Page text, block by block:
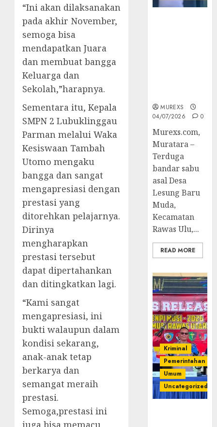
“Ini akan dilaksanakan
pada akhir November,
semoga bisa
mendapatkan Juara
dan membuat bangga
Keluarga dan
Sekolah,”harapnya.
Sementara itu, Kepala
SMPN 2 Lubuklinggau
Parman melalui Waka
Kesiswaan Tambah
Utomo mengaku
bangga dan sangat
mengapresiasi dengan
prestasi yang
ditorehkan pelajarnya.
Dirinya
mengharapkan
prestasi tersebut
dapat dipertahankan
dan ditingkatkan lagi.
“Kami sangat
mengapresiasi, ini
bukti walaupun dalam
kondisi sekarang,
anak-anak tetap
berkarya dan
semangat meraih
prestasi.
Semoga,prestasi ini
juga bisa memacu
MUREXS
04/07/2026
0
Murexs.com,
Muratara –
Terduga
bandar sabu
asal Desa
Lesung Baru
Muda,
Kecamatan
Rawas Ulu,...
READ MORE
Kriminal
Pemerintahan
Umum
Uncategorized